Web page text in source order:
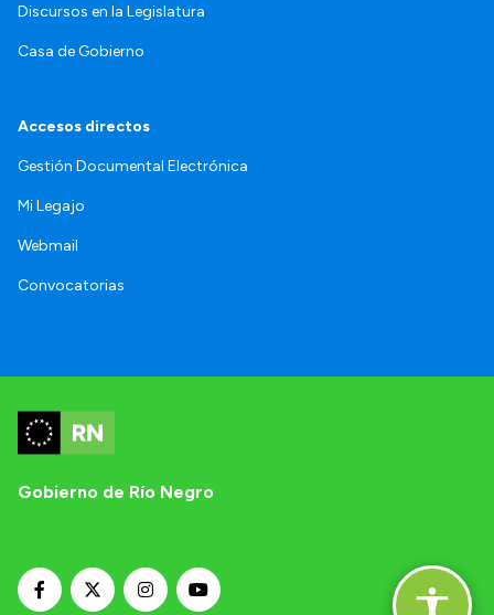
Discursos en la Legislatura
Casa de Gobierno
Accesos directos
Gestión Documental Electrónica
Mi Legajo
Webmail
Convocatorias
Gobierno de Río Negro